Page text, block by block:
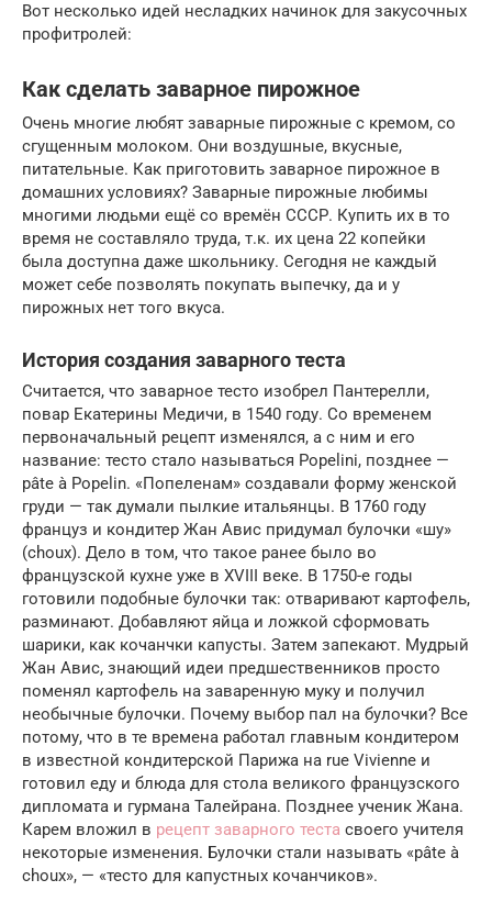
Вот несколько идей несладких начинок для закусочных
профитролей:
Как сделать заварное пирожное
Очень многие любят заварные пирожные с кремом, со
сгущенным молоком. Они воздушные, вкусные,
питательные. Как приготовить заварное пирожное в
домашних условиях? Заварные пирожные любимы
многими людьми ещё со времён СССР. Купить их в то
время не составляло труда, т.к. их цена 22 копейки
была доступна даже школьнику. Сегодня не каждый
может себе позволять покупать выпечку, да и у
пирожных нет того вкуса.
История создания заварного теста
Считается, что заварное тесто изобрел Пантерелли,
повар Екатерины Медичи, в 1540 году. Со временем
первоначальный рецепт изменялся, а с ним и его
название: тесто стало называться Popelini, позднее —
pâte à Popelin. «Попеленам» создавали форму женской
груди — так думали пылкие итальянцы. В 1760 году
француз и кондитер Жан Авис придумал булочки «шу»
(choux). Дело в том, что такое ранее было во
французской кухне уже в XVIII веке. В 1750-е годы
готовили подобные булочки так: отваривают картофель,
разминают. Добавляют яйца и ложкой сформовать
шарики, как кочанчки капусты. Затем запекают. Мудрый
Жан Авис, знающий идеи предшественников просто
поменял картофель на заваренную муку и получил
необычные булочки. Почему выбор пал на булочки? Все
потому, что в те времена работал главным кондитером
в известной кондитерской Парижа на rue Vivienne и
готовил еду и блюда для стола великого французского
дипломата и гурмана Талейрана. Позднее ученик Жана.
Карем вложил в рецепт заварного теста своего учителя
некоторые изменения. Булочки стали называть «pâte à
choux», — «тесто для капустных кочанчиков».